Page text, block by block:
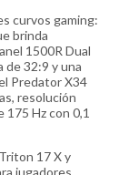
curvos gaming:
brinda
1500R Dual
de 32:9 y una
Predator X34
resolución
Hz con 0,1
17 X y
jugadores